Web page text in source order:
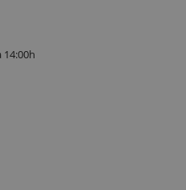
14:00h